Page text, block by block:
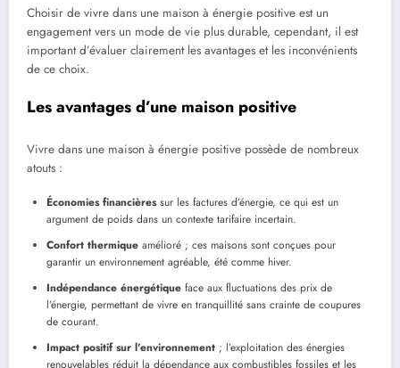
Choisir de vivre dans une maison à énergie positive est un
engagement vers un mode de vie plus durable, cependant, il est
important d’évaluer clairement les avantages et les inconvénients
de ce choix.
Les avantages d’une maison positive
Vivre dans une maison à énergie positive possède de nombreux
atouts :
Économies financièressur les factures d’énergie, ce qui est un
argument de poids dans un contexte tarifaire incertain.
Confort thermique amélioré ; ces maisons sont conçues pour
garantir un environnement agréable, été comme hiver.
Indépendance énergétique face aux fluctuations des prix de
l’énergie, permettant de vivre en tranquillité sans crainte de coupures
de courant.
Impact positif sur l’environnement ; l’exploitation des énergies
renouvelables réduit la dépendance aux combustibles fossiles et les